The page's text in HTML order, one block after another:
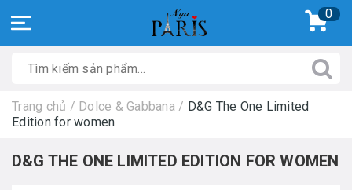
0
Trang chủ / Dolce & Gabbana / D&G The One Limited
Edition for women
D&G THE ONE LIMITED EDITION FOR WOMEN